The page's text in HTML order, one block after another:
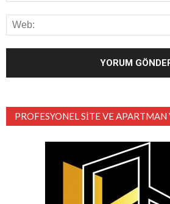
PROFESYONEL SITE VE